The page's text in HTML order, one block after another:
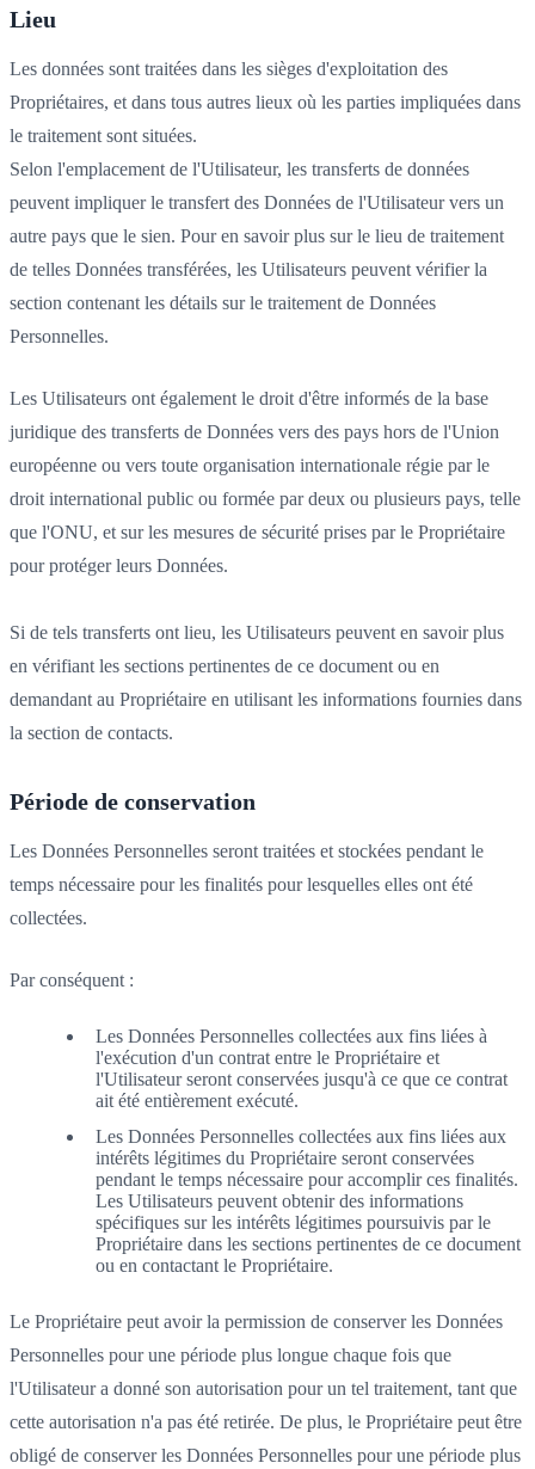
Lieu
Les données sont traitées dans les sièges d'exploitation des
Propriétaires, et dans tous autres lieux où les parties impliquées dans
le traitement sont situées.
Selon l'emplacement de l'Utilisateur, les transferts de données
peuvent impliquer le transfert des Données de l'Utilisateur vers un
autre pays que le sien. Pour en savoir plus sur le lieu de traitement
de telles Données transférées, les Utilisateurs peuvent vérifier la
section contenant les détails sur le traitement de Données
Personnelles.
Les Utilisateurs ont également le droit d'être informés de la base
juridique des transferts de Données vers des pays hors de l'Union
européenne ou vers toute organisation internationale régie par le
droit international public ou formée par deux ou plusieurs pays, telle
que l'ONU, et sur les mesures de sécurité prises par le Propriétaire
pour protéger leurs Données.
Si de tels transferts ont lieu, les Utilisateurs peuvent en savoir plus
en vérifiant les sections pertinentes de ce document ou en
demandant au Propriétaire en utilisant les informations fournies dans
la section de contacts.
Période de conservation
Les Données Personnelles seront traitées et stockées pendant le
temps nécessaire pour les finalités pour lesquelles elles ont été
collectées.
Par conséquent :
Les Données Personnelles collectées aux fins liées à
l'exécution d'un contrat entre le Propriétaire et
l'Utilisateur seront conservées jusqu'à ce que ce contrat
ait été entièrement exécuté.
Les Données Personnelles collectées aux fins liées aux
intérêts légitimes du Propriétaire seront conservées
pendant le temps nécessaire pour accomplir ces finalités.
Les Utilisateurs peuvent obtenir des informations
spécifiques sur les intérêts légitimes poursuivis par le
Propriétaire dans les sections pertinentes de ce document
ou en contactant le Propriétaire.
Le Propriétaire peut avoir la permission de conserver les Données
Personnelles pour une période plus longue chaque fois que
l'Utilisateur a donné son autorisation pour un tel traitement, tant que
cette autorisation n'a pas été retirée. De plus, le Propriétaire peut être
obligé de conserver les Données Personnelles pour une période plus